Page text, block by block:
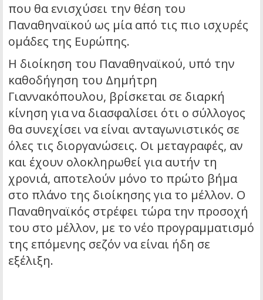
που θα ενισχύσει την θέση του
Παναθηναϊκού ως μία από τις πιο ισχυρές
ομάδες της Ευρώπης.
Η διοίκηση του Παναθηναϊκού, υπό την
καθοδήγηση του Δημήτρη
Γιαννακόπουλου, βρίσκεται σε διαρκή
κίνηση για να διασφαλίσει ότι ο σύλλογος
θα συνεχίσει να είναι ανταγωνιστικός σε
όλες τις διοργανώσεις. Οι μεταγραφές, αν
και έχουν ολοκληρωθεί για αυτήν τη
χρονιά, αποτελούν μόνο το πρώτο βήμα
στο πλάνο της διοίκησης για το μέλλον. Ο
Παναθηναϊκός στρέφει τώρα την προσοχή
του στο μέλλον, με το νέο προγραμματισμό
της επόμενης σεζόν να είναι ήδη σε
εξέλιξη.